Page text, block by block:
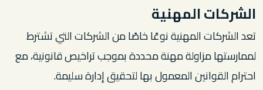
الشركات المهنية
تعد الشركات المهنية نوعًا خاصًا من الشركات التي تشترط
لممارستها مزاولة مهنة محددة بموجب تراخيص قانونية، مع
احترام القوانين المعمول بها لتحقيق إدارة سليمة.